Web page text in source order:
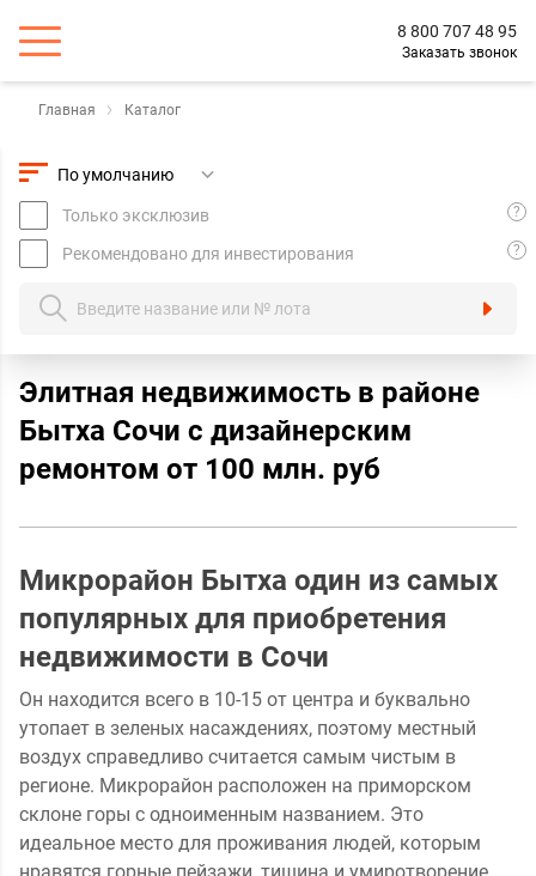
8 800 707 48 95
Заказать звонок
Главная Каталог
Только эксклюзив ?
Рекомендовано для инвестирования ?
Элитная недвижимость в районе
Бытха Сочи с дизайнерским
ремонтом от 100 млн. руб
Микрорайон Бытха один из самых
популярных для приобретения
недвижимости в Сочи
Он находится всего в 10-15 от центра и буквально
утопает в зеленых насаждениях, поэтому местный
воздух справедливо считается самым чистым в
регионе. Микрорайон расположен на приморском
склоне горы с одноименным названием. Это
идеальное место для проживания людей, которым